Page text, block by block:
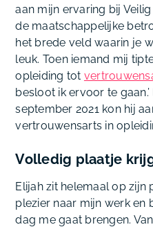
aan mijn ervaring bij Veilig
de maatschappelijke
het brede veld waarin je
leuk. Toen iemand mij
opleiding tot
besloot ik ervoor te
september 2021 kon hij
vertrouwensarts in
Volledig plaatje
Elijah zit helemaal op zijn
plezier naar mijn werk en
dag me gaat brengen.